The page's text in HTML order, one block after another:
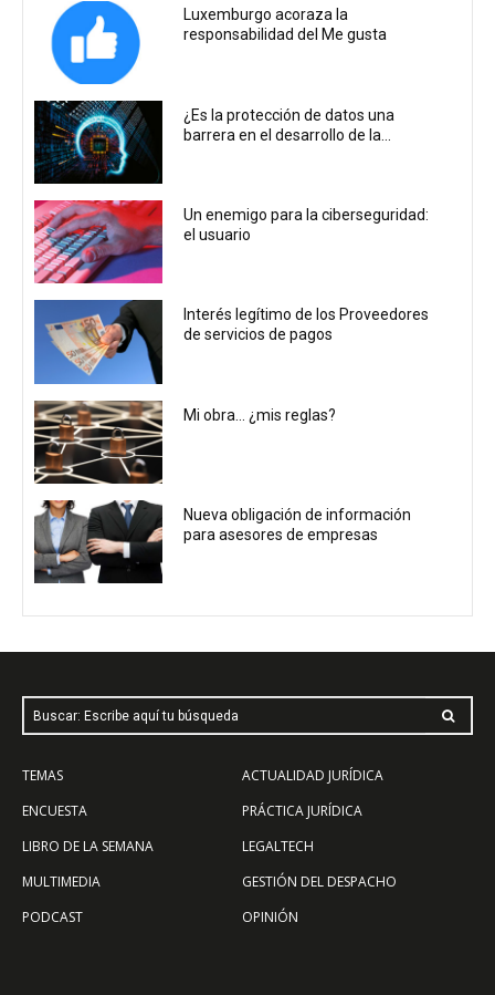
Luxemburgo acoraza la
responsabilidad del Me gusta
¿Es la protección de datos una
barrera en el desarrollo de la...
Un enemigo para la ciberseguridad:
el usuario
Interés legítimo de los Proveedores
de servicios de pagos
Mi obra… ¿mis reglas?
Nueva obligación de información
para asesores de empresas
Buscar: Escribe aquí tu búsqueda
TEMAS
ENCUESTA
LIBRO DE LA SEMANA
MULTIMEDIA
PODCAST
ACTUALIDAD JURÍDICA
PRÁCTICA JURÍDICA
LEGALTECH
GESTIÓN DEL DESPACHO
OPINIÓN